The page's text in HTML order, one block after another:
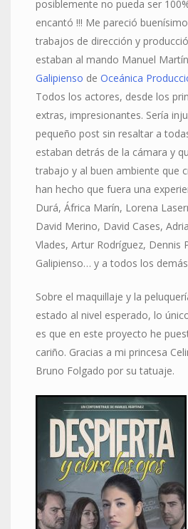
posiblemente no pueda ser
encantó !!! Me pareció
trabajos de dirección y
estaban al mando Manuel
Galipienso de Oceánica
Todos los actores, desde los
extras, impresionantes. Sería
pequeño post sin resaltar a
estaban detrás de la cámara y
trabajo y al buen ambiente que
han hecho que fuera una
Durá, África Marín, Lorena
David Merino, David Cases,
Vlades, Artur Rodríguez, Dennis
Galipienso… y a todos los
Sobre el maquillaje y la
estado al nivel esperado, lo
es que en este proyecto he
cariño. Gracias a mi princesa
Bruno Folgado por su tatuaje.